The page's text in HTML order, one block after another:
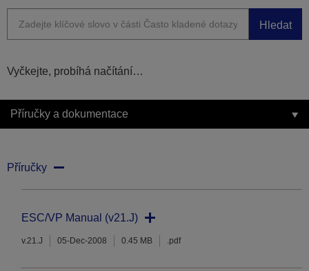
Hledat
Vyčkejte, probíhá načítání…
Příručky a dokumentace
Příručky
ESC/VP Manual (v21.J)
v.21.J 05-Dec-2008 0.45 MB .pdf